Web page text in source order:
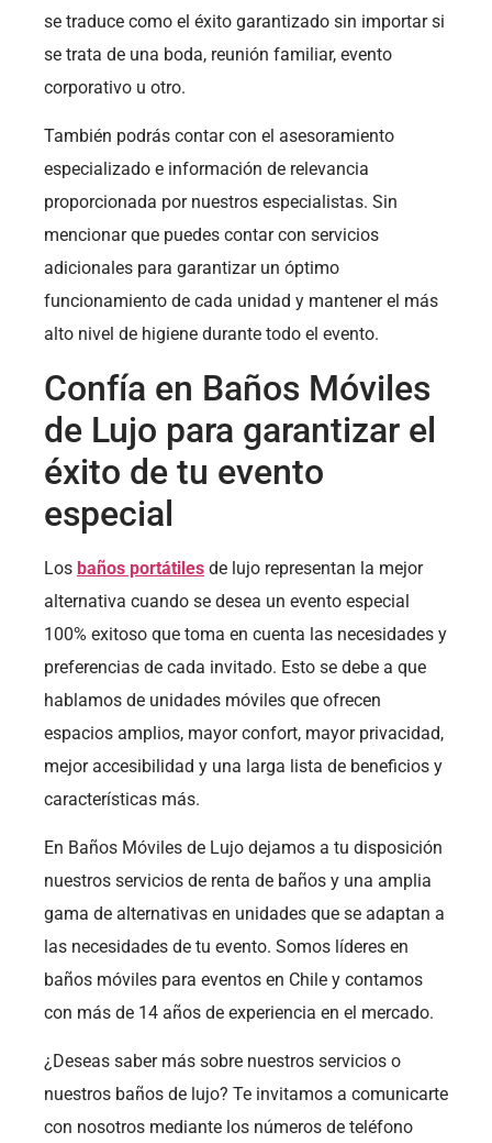
se traduce como el éxito garantizado sin importar si
se trata de una boda, reunión familiar, evento
corporativo u otro.
También podrás contar con el asesoramiento
especializado e información de relevancia
proporcionada por nuestros especialistas. Sin
mencionar que puedes contar con servicios
adicionales para garantizar un óptimo
funcionamiento de cada unidad y mantener el más
alto nivel de higiene durante todo el evento.
Confía en Baños Móviles
de Lujo para garantizar el
éxito de tu evento
especial
Los baños portátiles de lujo representan la mejor
alternativa cuando se desea un evento especial
100% exitoso que toma en cuenta las necesidades y
preferencias de cada invitado. Esto se debe a que
hablamos de unidades móviles que ofrecen
espacios amplios, mayor confort, mayor privacidad,
mejor accesibilidad y una larga lista de beneficios y
características más.
En Baños Móviles de Lujo dejamos a tu disposición
nuestros servicios de renta de baños y una amplia
gama de alternativas en unidades que se adaptan a
las necesidades de tu evento. Somos líderes en
baños móviles para eventos en Chile y contamos
con más de 14 años de experiencia en el mercado.
¿Deseas saber más sobre nuestros servicios o
nuestros baños de lujo? Te invitamos a comunicarte
con nosotros mediante los números de teléfono